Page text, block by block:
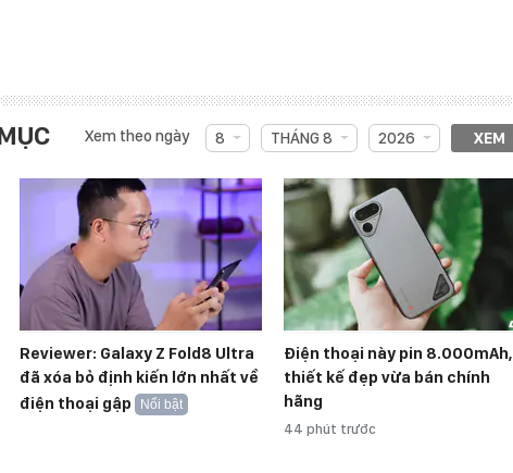
Xem theo ngày 8 THÁNG 8 2026 XEM
Reviewer: Galaxy Z Fold8 Ultra
đã xóa bỏ định kiến lớn nhất về
điện thoại gập
Nổi bật
Điện thoại này pin 8.000mAh,
thiết kế đẹp vừa bán chính
hãng
44 phút trước